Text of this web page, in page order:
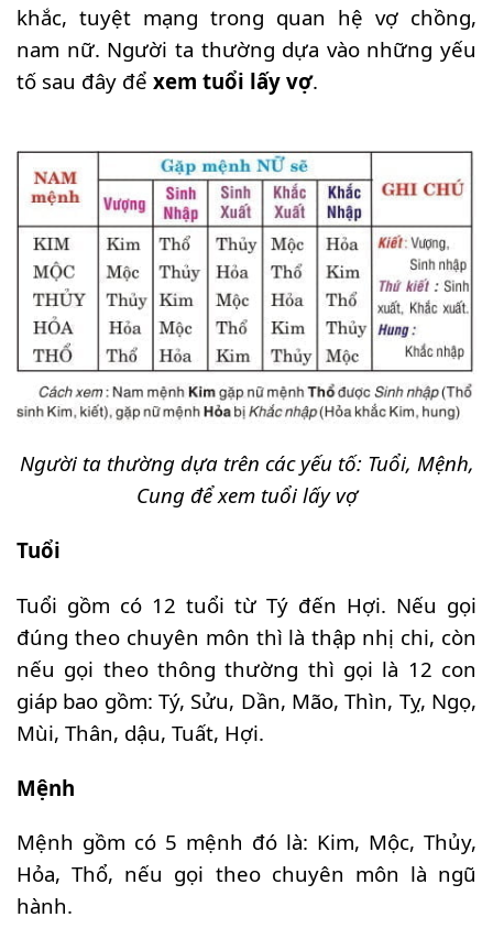
khắc, tuyệt mạng trong quan hệ vợ chồng,
nam nữ. Người ta thường dựa vào những yếu
tố sau đây để xem tuổi lấy vợ.
Người ta thường dựa trên các yếu tố: Tuổi, Mệnh,
Cung để xem tuổi lấy vợ
Tuổi
Tuổi gồm có 12 tuổi từ Tý đến Hợi. Nếu gọi
đúng theo chuyên môn thì là thập nhị chi, còn
nếu gọi theo thông thường thì gọi là 12 con
giáp bao gồm: Tý, Sửu, Dần, Mão, Thìn, Tỵ, Ngọ,
Mùi, Thân, dậu, Tuất, Hợi.
Mệnh
Mệnh gồm có 5 mệnh đó là: Kim, Mộc, Thủy,
Hỏa, Thổ, nếu gọi theo chuyên môn là ngũ
hành.